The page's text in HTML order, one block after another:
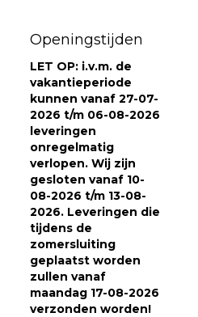
Openingstijden
LET OP: i.v.m. de
vakantieperiode
kunnen vanaf 27-07-
2026 t/m 06-08-2026
leveringen
onregelmatig
verlopen. Wij zijn
gesloten vanaf 10-
08-2026 t/m 13-08-
2026. Leveringen die
tijdens de
zomersluiting
geplaatst worden
zullen vanaf
maandag 17-08-2026
verzonden worden!